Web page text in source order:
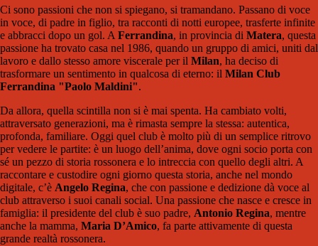
Ci sono passioni che non si spiegano, si tramandano. Passano di voce
in voce, di padre in figlio, tra racconti di notti europee, trasferte infinite
e abbracci dopo un gol. AFerrandina, in provincia di Matera, questa
passione ha trovato casa nel 1986, quando un gruppo di amici, uniti dal
lavoro e dallo stesso amore viscerale per il Milan, ha deciso di
trasformare un sentimento in qualcosa di eterno: il Milan Club
Ferrandina "Paolo Maldini".
Da allora, quella scintilla non si è mai spenta. Ha cambiato volti,
attraversato generazioni, ma è rimasta sempre la stessa: autentica,
profonda, familiare. Oggi quel club è molto più di un semplice ritrovo
per vedere le partite: è un luogo dell’anima, dove ogni socio porta con
sé un pezzo di storia rossonera e lo intreccia con quello degli altri. A
raccontare e custodire ogni giorno questa storia, anche nel mondo
digitale, c’è Angelo Regina, che con passione e dedizione dà voce al
club attraverso i suoi canali social. Una passione che nasce e cresce in
famiglia: il presidente del club è suo padre, Antonio Regina, mentre
anche la mamma, Maria D’Amico, fa parte attivamente di questa
grande realtà rossonera.